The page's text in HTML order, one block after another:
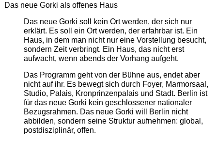
Das neue Gorki als offenes Haus
Das neue Gorki soll kein Ort werden, der sich nur
erklärt. Es soll ein Ort werden, der erfahrbar ist. Ein
Haus, in dem man nicht nur eine Vorstellung besucht,
sondern Zeit verbringt. Ein Haus, das nicht erst
aufwacht, wenn abends der Vorhang aufgeht.
Das Programm geht von der Bühne aus, endet aber
nicht auf ihr. Es bewegt sich durch Foyer, Marmorsaal,
Studio, Palais, Kronprinzenpalais und Stadt. Berlin ist
für das neue Gorki kein geschlossener nationaler
Bezugsrahmen. Das neue Gorki will Berlin nicht
abbilden, sondern seine Struktur aufnehmen: global,
postdisziplinär, offen.